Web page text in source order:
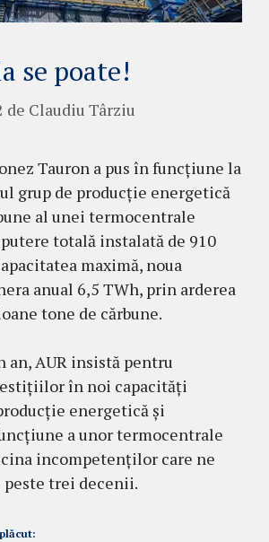
se poate!
de Claudiu Târziu
Tauron a pus în funcțiune la
grup de producție energetică
al unei termocentrale
totală instalată de 910
maximă, noua
anual 6,5 TWh, prin arderea
tone de cărbune.
an, AUR insistă pentru
în noi capacități
energetică și
a unor termocentrale
incompetenților care ne
peste trei decenii.